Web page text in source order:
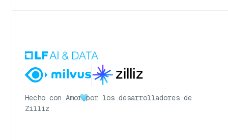
Hecho con Amor por los desarrolladores de
Zilliz